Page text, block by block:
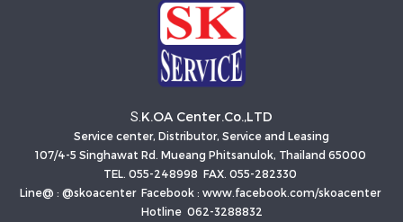
S. K.OA Center.Co.,LTD
Service center, Distributor, Service and Leasing
107/4-5 Singhawat Rd. Mueang Phitsanulok, Thailand 65000
TEL. 055-248998 FAX. 055-282330
Line@ : @skoacenter Facebook : www.facebook.com/skoacenter
Hotline 062-3288832